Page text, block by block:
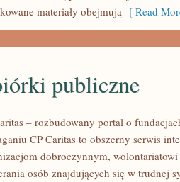
materiały obejmują [ Read
publiczne
– rozbudowany portal o
CP Caritas to obszerny serwis
dobroczynnym,
osób znajdujących się w trudnej